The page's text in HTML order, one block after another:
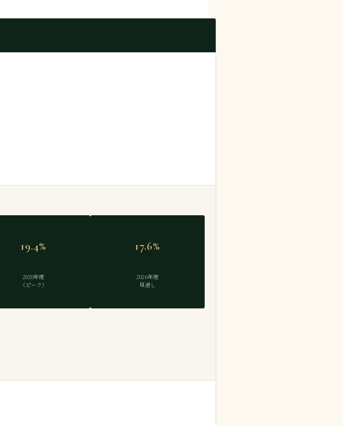
19.4%
2020年度
（ピーク）
17.6%
2026年度
見通し